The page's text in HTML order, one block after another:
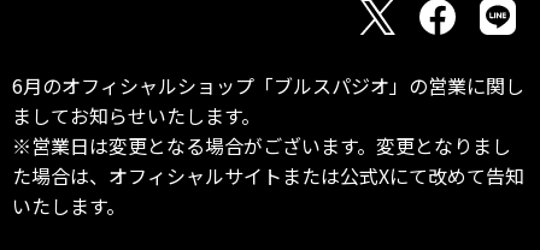
6月のオフィシャルショップ「ブルスパジオ」の営業に関し
ましてお知らせいたします。
※営業日は変更となる場合がございます。変更となりまし
た場合は、オフィシャルサイトまたは公式Xにて改めて告知
いたします。